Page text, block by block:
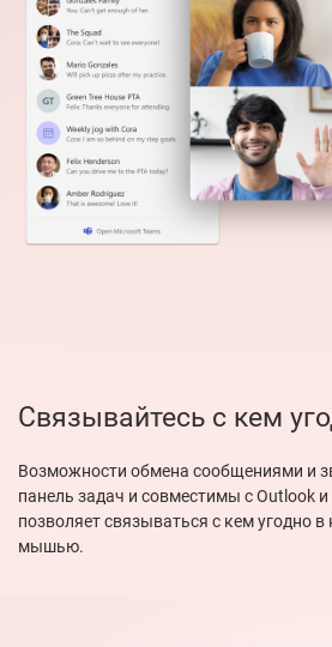
Связывайтесь с кем
Возможности обмена сообщениями и
панель задач и совместимы с Outlook
позволяет связываться с кем угодно
мышью.